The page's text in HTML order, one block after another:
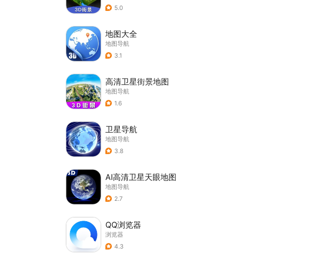
5.0
地图大全
地图导航
3.1
高清卫星街景地图
地图导航
1.6
卫星导航
地图导航
3.8
AI高清卫星天眼地图
地图导航
2.7
QQ浏览器
浏览器
4.3